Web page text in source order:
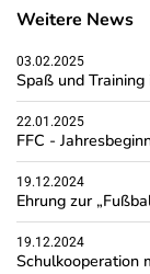
Weitere News
03.02.2025
Spaß und
22.01.2025
FFC -
19.12.2024
Ehrung zur
19.12.2024
Schulkooperation